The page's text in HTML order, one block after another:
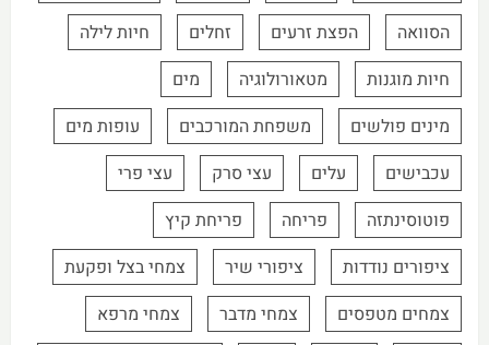
הסוואה
הפצת זרעים זחלים
חיות לילה
חיות מוגנות
מטאורולוגיה
מים
מינים פולשים
משפחת המורכבים
עופות מים
עכבישים
עלים עצי סרק
עצי פרי
פוטוסינתזה
פריחה
פריחת קיץ
ציפורים נודדות
ציפורי שיר
צמחי בצל ופקעת
צמחים מטפסים
צמחי מדבר
צמחי מרפא